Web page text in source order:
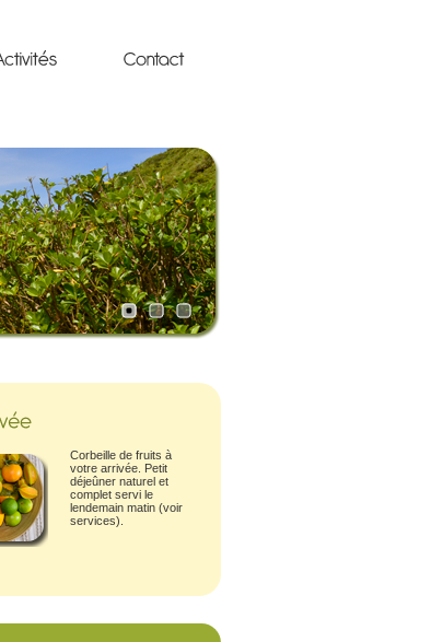
Corbeille de fruits à
votre arrivée. Petit
déjeûner naturel et
complet servi le
lendemain matin (voir
services).